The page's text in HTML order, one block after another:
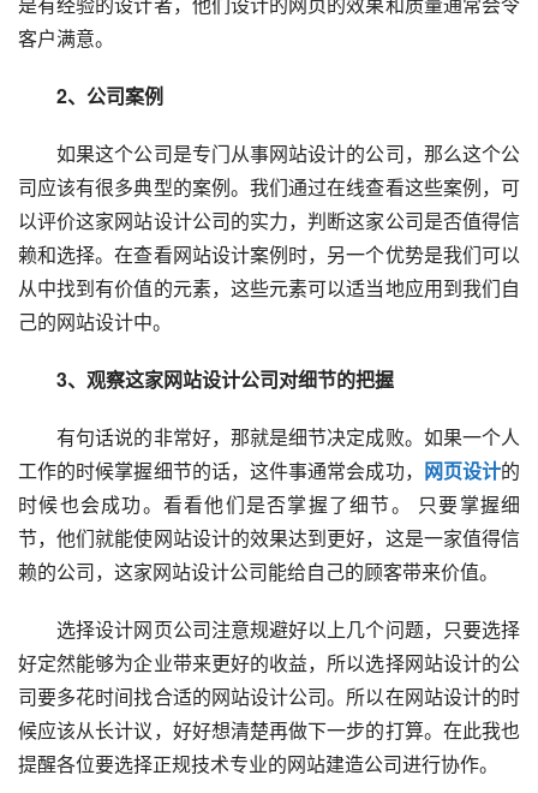
客户满意。
2、公司案例
如果这个公司是专门从事网站设计的公司，那么这个公
司应该有很多典型的案例。我们通过在线查看这些案例，可
以评价这家网站设计公司的实力，判断这家公司是否值得信
赖和选择。在查看网站设计案例时，另一个优势是我们可以
从中找到有价值的元素，这些元素可以适当地应用到我们自
己的网站设计中。
3、观察这家网站设计公司对细节的把握
有句话说的非常好，那就是细节决定成败。如果一个人
工作的时候掌握细节的话，这件事通常会成功， 网页设计的
时候也会成功。看看他们是否掌握了细节。 只要掌握细
节，他们就能使网站设计的效果达到更好，这是一家值得信
赖的公司，这家网站设计公司能给自己的顾客带来价值。
选择设计网页公司注意规避好以上几个问题，只要选择
好定然能够为企业带来更好的收益，所以选择网站设计的公
司要多花时间找合适的网站设计公司。所以在网站设计的时
候应该从长计议，好好想清楚再做下一步的打算。在此我也
提醒各位要选择正规技术专业的网站建造公司进行协作。